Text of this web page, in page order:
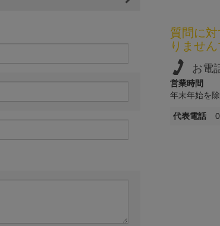
質問に
りませ
お電
営業時間
年末年始を
代表電話